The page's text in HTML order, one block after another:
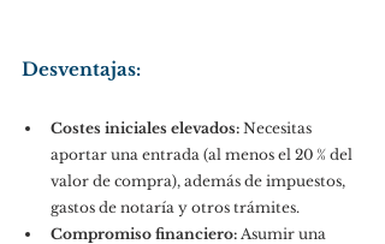
Desventajas:
Costes iniciales elevados: Necesitas
aportar una entrada (al menos el 20 % del
valor de compra), además de impuestos,
gastos de notaría y otros trámites.
Compromiso financiero: Asumir una